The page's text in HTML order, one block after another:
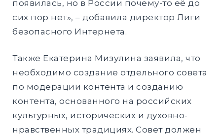
появилась, но в России почему-то её до
сих пор нет», – добавила директор Лиги
безопасного Интернета.
Также Екатерина Мизулина заявила, что
необходимо создание отдельного совета
по модерации контента и созданию
контента, основанного на российских
культурных, исторических и духовно-
нравственных традициях. Совет должен